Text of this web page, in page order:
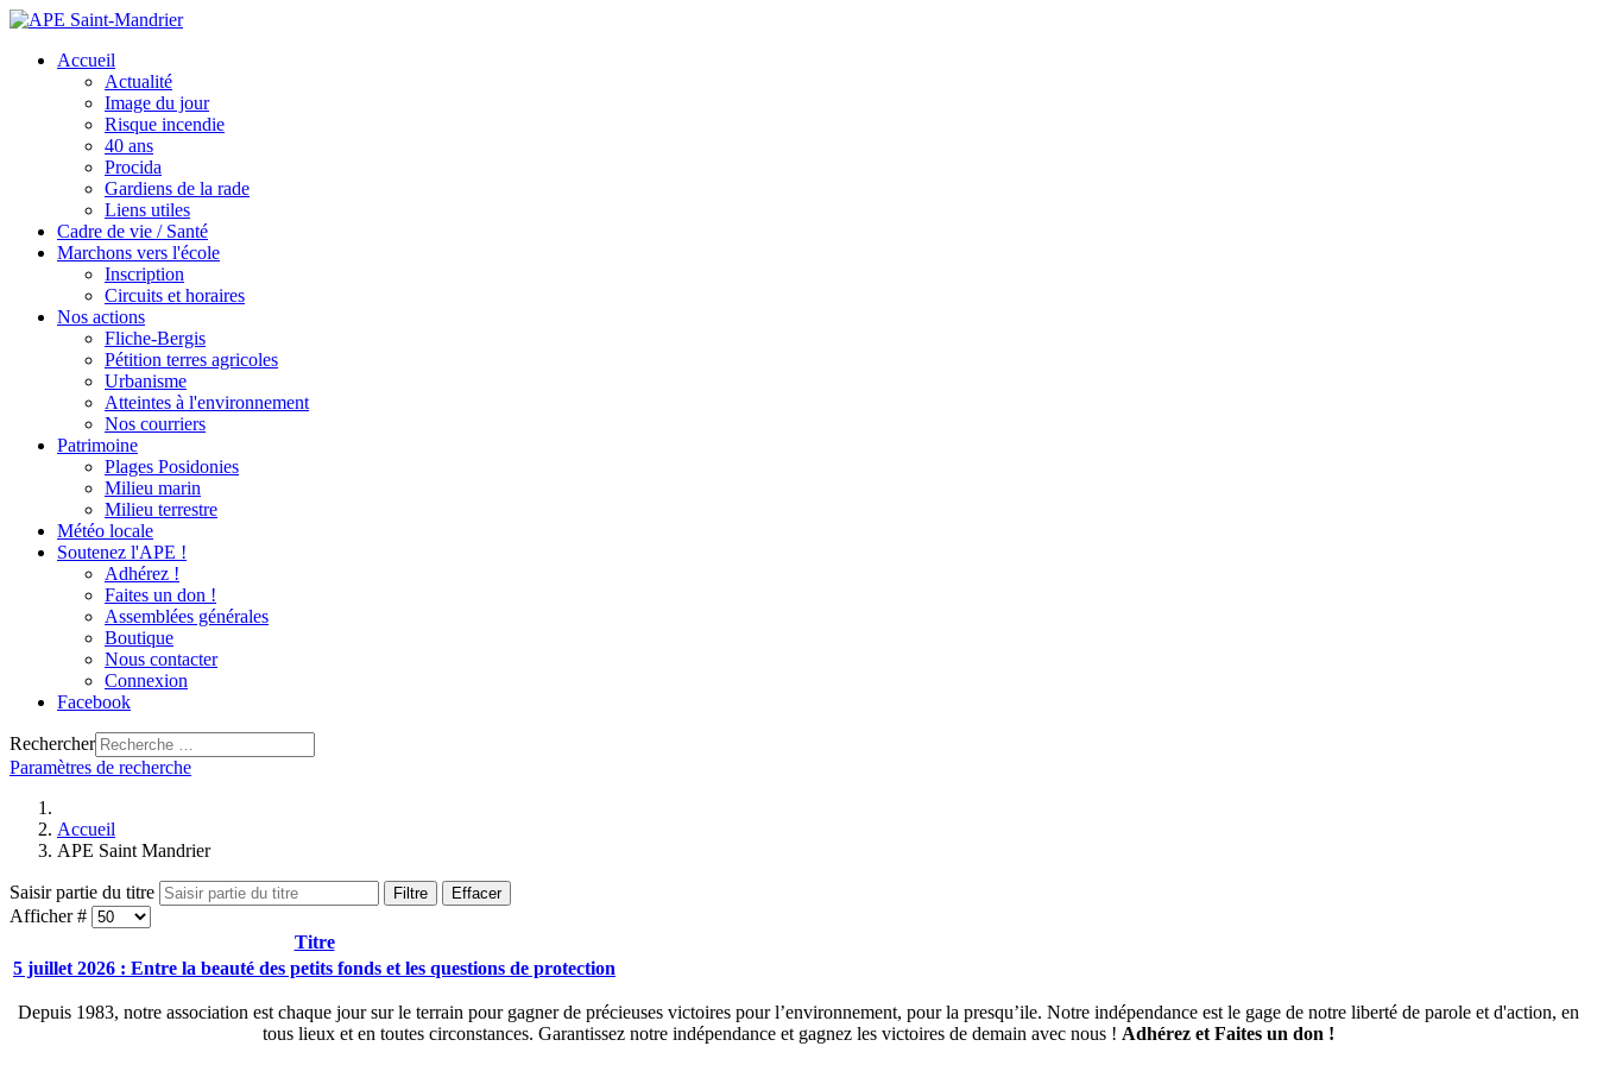
Accueil
Actualité
Image du jour
Risque incendie
40 ans
Procida
Gardiens de la rade
Liens utiles
Cadre de vie / Santé
Marchons vers l'école
Inscription
Circuits et horaires
Nos actions
Fliche-Bergis
Pétition terres agricoles
Urbanisme
Atteintes à l'environnement
Nos courriers
Patrimoine
Plages Posidonies
Milieu marin
Milieu terrestre
Météo locale
Soutenez l'APE !
Adhérez !
Faites un don !
Assemblées générales
Boutique
Nous contacter
Connexion
Facebook
Rechercher
Paramètres de recherche
Accueil
APE Saint Mandrier
Saisir partie du titre Filtre Effacer
Afficher #
Titre
5 juillet 2026 : Entre la beauté des petits fonds et les questions de protection
Depuis 1983, notre association est chaque jour sur le terrain pour gagner de précieuses victoires pour l’environnement, pour la presqu’ile. Notre indépendance est le gage de notre liberté de parole et d'action, en
tous lieux et en toutes circonstances. Garantissez notre indépendance et gagnez les victoires de demain avec nous ! Adhérez et Faites un don !